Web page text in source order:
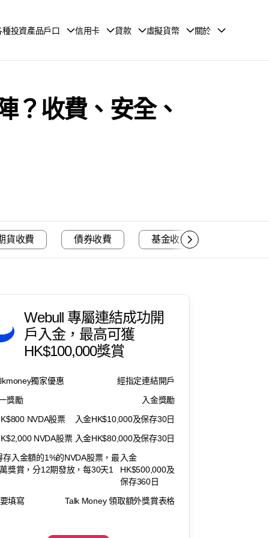
種投資產品戶口 信用卡 貸款 虛擬貨幣 關於
？收費、安全、
貨收費 債券收費 基金收費
Webull 專屬連結成功開
戶入金，最高可獲
HK$100,000獎賞
獨家優惠
經指定連結開戶
獎勵
入金獎勵
NVDA股票
入金HK$10,000及保存30日
NVDA股票 入金HK$80,000及保存30日
存入金額的1%的NVDA股票，最
獎賞，分12期發放，每30天1
入金
HK$500,000及
保存360日
填寫
Talk Money 領取額外獎賞表格